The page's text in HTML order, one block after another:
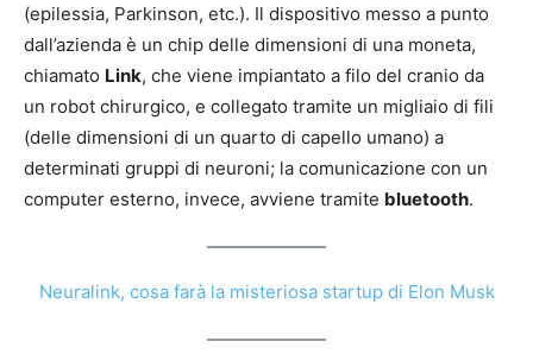
(epilessia, Parkinson, etc.). Il dispositivo messo a punto
dall’azienda è un chip delle dimensioni di una moneta,
chiamato Link, che viene impiantato a filo del cranio da
un robot chirurgico, e collegato tramite un migliaio di fili
(delle dimensioni di un quarto di capello umano) a
determinati gruppi di neuroni; la comunicazione con un
computer esterno, invece, avviene tramite bluetooth.
Neuralink, cosa farà la misteriosa startup di Elon Musk